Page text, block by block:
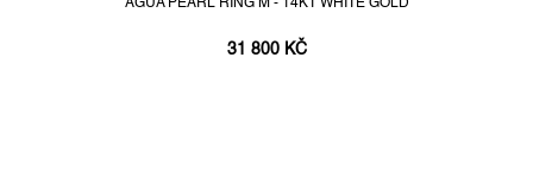
AGUA PEARL RING M - 14KT WHITE GOLD
31 800 KČ